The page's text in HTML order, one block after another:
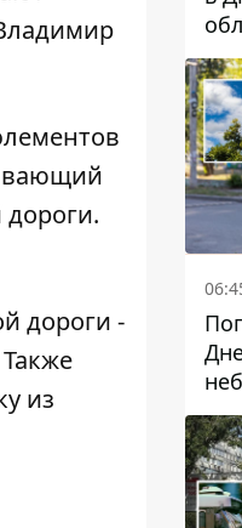
дороги -
из